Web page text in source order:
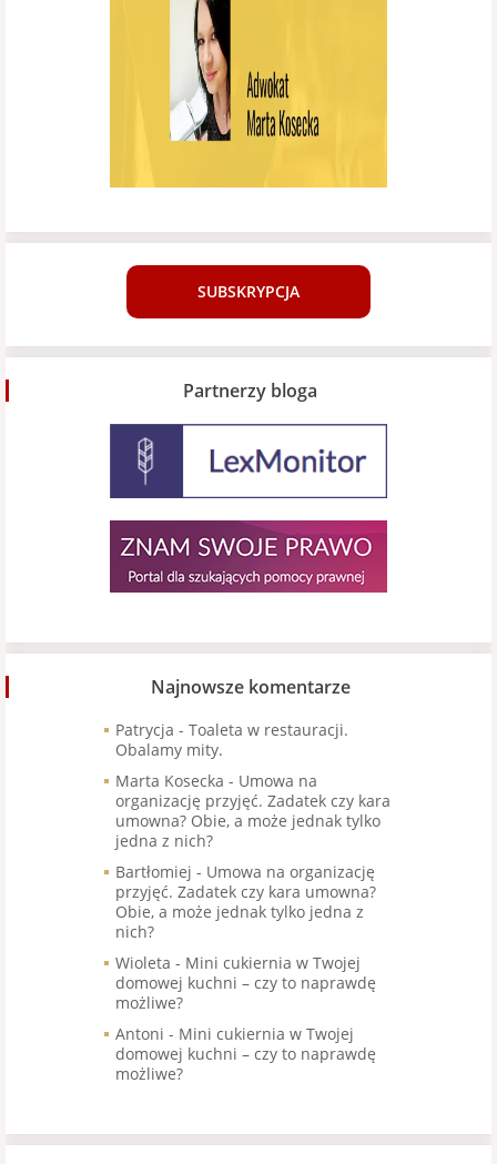
SUBSKRYPCJA
Partnerzy bloga
Najnowsze komentarze
Patrycja - Toaleta w restauracji.
Obalamy mity.
Marta Kosecka - Umowa na
organizację przyjęć. Zadatek czy kara
umowna? Obie, a może jednak tylko
jedna z nich?
Bartłomiej - Umowa na organizację
przyjęć. Zadatek czy kara umowna?
Obie, a może jednak tylko jedna z
nich?
Wioleta - Mini cukiernia w Twojej
domowej kuchni – czy to naprawdę
możliwe?
Antoni - Mini cukiernia w Twojej
domowej kuchni – czy to naprawdę
możliwe?